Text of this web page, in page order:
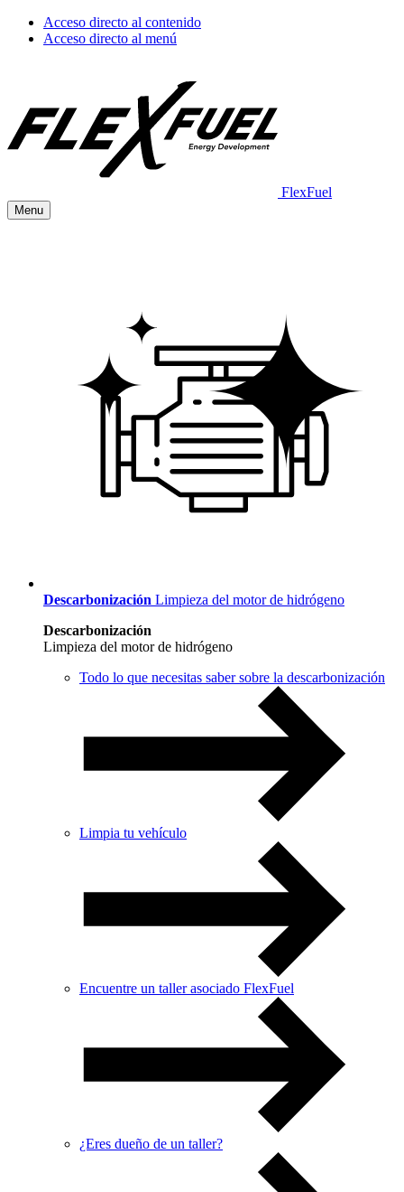
Acceso directo al contenido
Acceso directo al menú
FlexFuel
Menu
Descarbonización Limpieza del motor de hidrógeno
Descarbonización
Limpieza del motor de hidrógeno
Todo lo que necesitas saber sobre la descarbonización
Limpia tu vehículo
Encuentre un taller asociado FlexFuel
¿Eres dueño de un taller?